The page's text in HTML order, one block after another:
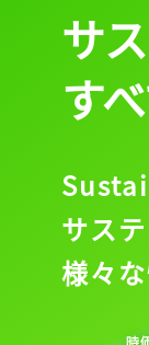
サ
す
サス
様々